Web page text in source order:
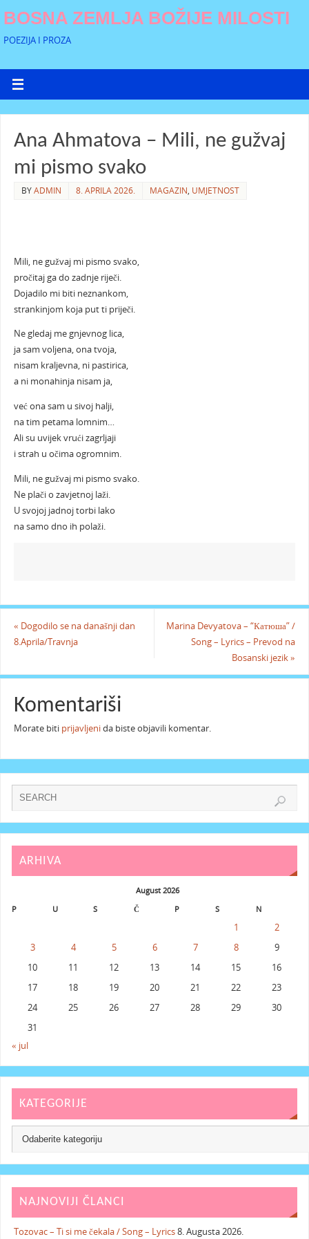
BOSNA ZEMLJA BOŽIJE MILOSTI
POEZIJA I PROZA
Ana Ahmatova – Mili, ne gužvaj
mi pismo svako
BYADMIN 8. APRILA 2026. MAGAZIN, UMJETNOST
Mili, ne gužvaj mi pismo svako,
pročitaj ga do zadnje riječi.
Dojadilo mi biti neznankom,
strankinjom koja put ti priječi.
Ne gledaj me gnjevnog lica,
ja sam voljena, ona tvoja,
nisam kraljevna, ni pastirica,
a ni monahinja nisam ja,
već ona sam u sivoj halji,
na tim petama lomnim…
Ali su uvijek vrući zagrljaji
i strah u očima ogromnim.
Mili, ne gužvaj mi pismo svako.
Ne plači o zavjetnoj laži.
U svojoj jadnoj torbi lako
na samo dno ih polaži.
« Dogodilo se na današnji dan
8.Aprila/Travnja
Marina Devyatova – “Катюша” /
Song – Lyrics – Prevod na
Bosanski jezik»
Komentariši
Morate biti prijavljenida biste objavili komentar.
ARHIVA
August 2026
P
U S Č P S N
1
2
3
4 5 6 7 8
9
10
11 12 13 14 15
16
17
18 19 20 21 22
23
24
25 26 27 28 29
30
31
« jul
KATEGORIJE
NAJNOVIJI ČLANCI
Tozovac – Ti si me čekala / Song – Lyrics8. Augusta 2026.